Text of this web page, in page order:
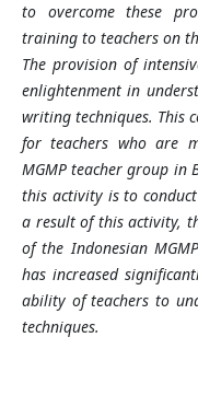
to overcome these
training to teachers on
The provision of
enlightenment in
writing techniques. This
for teachers who are
MGMP teacher group in
this activity is to
a result of this activity,
of the Indonesian
has increased
ability of teachers to
techniques.